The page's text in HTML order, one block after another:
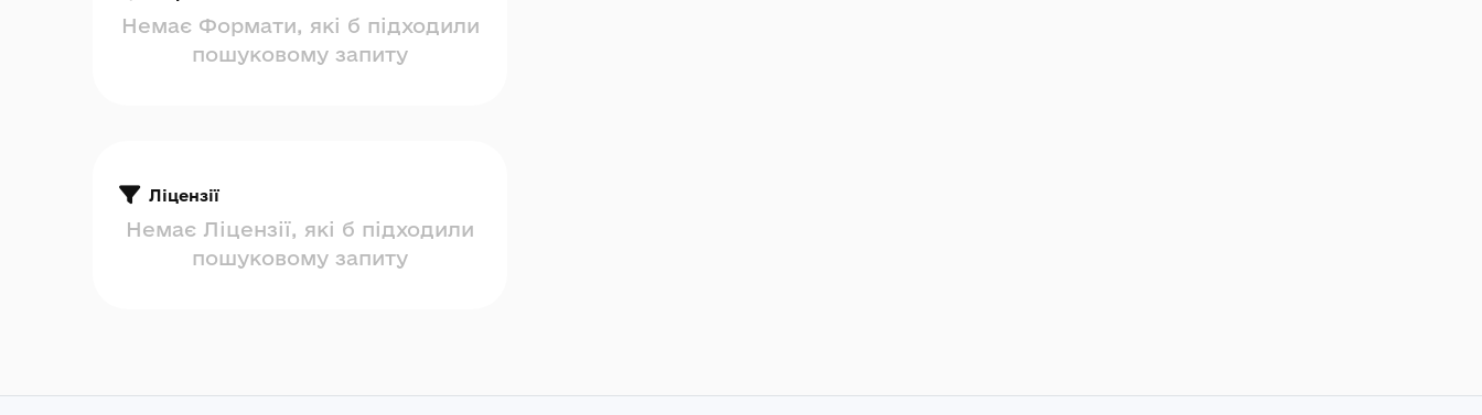
Немає Формати, які б підходили
пошуковому запиту
Ліцензії
Немає Ліцензії, які б підходили
пошуковому запиту